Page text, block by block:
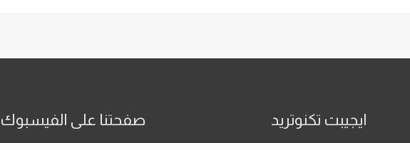
ايجيبت تكنوتريد صفحتنا على الفيسبوك